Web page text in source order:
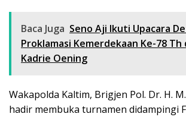
Baca Juga Seno Aji Ikuti Upacara
Proklamasi Kemerdekaan Ke-78 Th
Kadrie Oening
Wakapolda Kaltim, Brigjen Pol. Dr. H.
hadir membuka turnamen didampingi